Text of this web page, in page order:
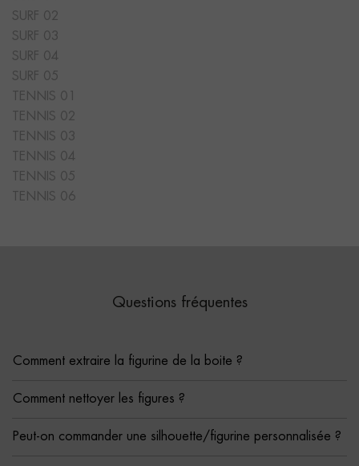
SURF 02
SURF 03
SURF 04
SURF 05
TENNIS 01
TENNIS 02
TENNIS 03
TENNIS 04
TENNIS 05
TENNIS 06
Questions fréquentes
Comment extraire la figurine de la boite ?
Comment nettoyer les figures ?
Peut-on commander une silhouette/figurine personnalisée ?